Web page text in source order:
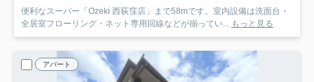
便利なスーパー「Ozeki 西荻窪店」まで58mです。室内設備は洗面台・
全居室フローリング・ネット専用回線などが揃ってい... もっと見る
アパート